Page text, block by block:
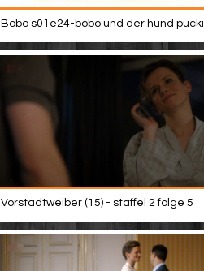
Bobo s01e24-bobo und der hund pucki
Vorstadtweiber (15) - staffel 2 folge 5